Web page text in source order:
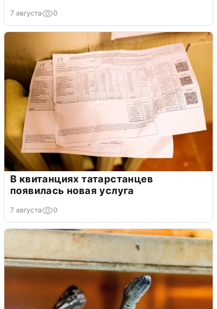
7 августа 0
В квитанциях татарстанцев
появилась новая услуга
7 августа 0